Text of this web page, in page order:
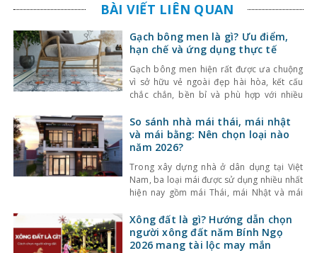
BÀI VIẾT LIÊN QUAN
Gạch bông men là gì? Ưu điểm,
hạn chế và ứng dụng thực tế
Gạch bông men hiện rất được ưa chuộng
vì sở hữu vẻ ngoài đẹp hài hòa, kết cấu
chắc chắn, bền bỉ và phù hợp với nhiều
viết dưới đây sẽ giúp bạn hiểu rõ hơn
dòng vật liệu này và chia sẻ một số kinh
nghiệm
So sánh nhà mái thái, mái nhật
và mái bằng: Nên chọn loại nào
năm 2026?
Trong xây dựng nhà ở dân dụng tại Việt
Nam, ba loại mái được sử dụng nhiều nhất
hiện nay gồm mái Thái, mái Nhật và mái
kế, chi phí và công năng sử dụng. Việc lựa
chọn loại mái phù hợp không chỉ ảnh
hưởng đến
Xông đất là gì? Hướng dẫn chọn
người xông đất năm Bính Ngọ
2026 mang tài lộc may mắn